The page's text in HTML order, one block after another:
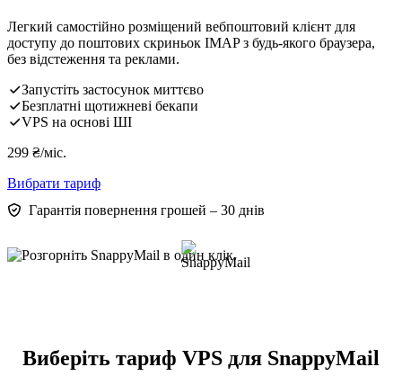
Легкий самостійно розміщений вебпоштовий клієнт для
доступу до поштових скриньок IMAP з будь-якого браузера,
без відстеження та реклами.
Запустіть застосунок миттєво
Безплатні щотижневі бекапи
VPS на основі ШІ
299 ₴/міс.
Вибрати тариф
Гарантія повернення грошей – 30 днів
Виберіть тариф VPS для SnappyMail